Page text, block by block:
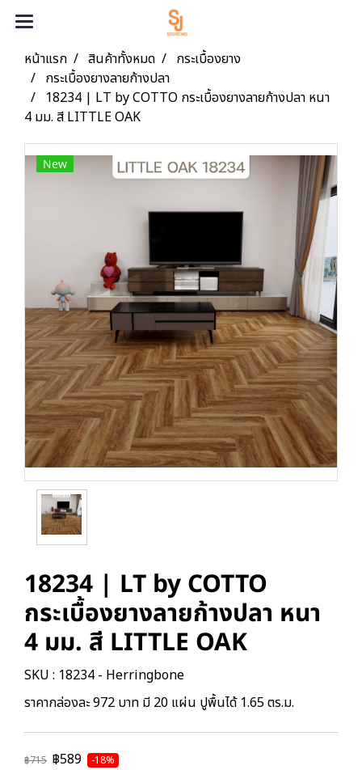
หน้าแรก สินค้าทั้งหมด
กระเบื้องยาง
กระเบื้องยางลายก้างปลา
18234 | LT by COTTO กระเบื้องยางลายก้างปลา หนา
4 มม. สี LITTLE OAK
New
18234 | LT by COTTO
กระเบื้องยางลายก้างปลา หนา
4 มม. สี LITTLE OAK
SKU : 18234 - Herringbone
ราคากล่องละ 972 บาท มี 20 แผ่น ปูพื้นได้ 1.65 ตร.ม.
฿715 ฿589 -18%